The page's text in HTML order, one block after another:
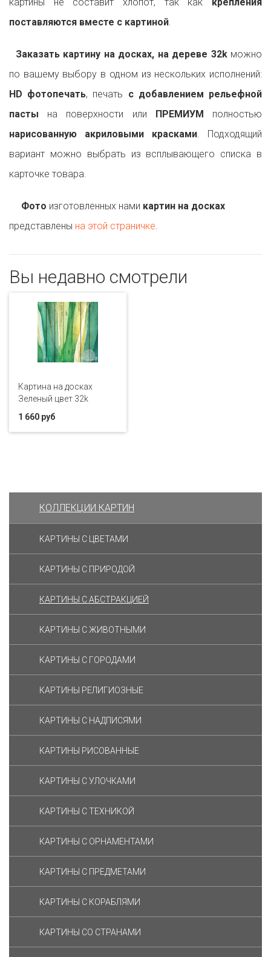
поставляются вместе с картиной.
Заказать картину на досках, на дереве 32kможно
по вашему выбору в одном из нескольких исполнений:
HD фотопечать, печать с добавлением рельефной
пасты на поверхности или ПРЕМИУМ
полностью
нарисованную акриловыми красками. Подходящий
вариант можно выбрать из всплывающего списка в
карточке товара.
Фото изготовленных нами картин на досках
представлены на этой страничке.
Вы недавно смотрели
Картина на досках
Зеленый цвет 32k
1 660 руб
КОЛЛЕКЦИИ КАРТИН
КАРТИНЫ С ЦВЕТАМИ
КАРТИНЫ С ПРИРОДОЙ
КАРТИНЫ С АБСТРАКЦИЕЙ
КАРТИНЫ С ЖИВОТНЫМИ
КАРТИНЫ С ГОРОДАМИ
КАРТИНЫ РЕЛИГИОЗНЫЕ
КАРТИНЫ С НАДПИСЯМИ
КАРТИНЫ РИСОВАННЫЕ
КАРТИНЫ С УЛОЧКАМИ
КАРТИНЫ C ТЕХНИКОЙ
КАРТИНЫ С ОРНАМЕНТАМИ
КАРТИНЫ С ПРЕДМЕТАМИ
КАРТИНЫ С КОРАБЛЯМИ
КАРТИНЫ СО СТРАНАМИ